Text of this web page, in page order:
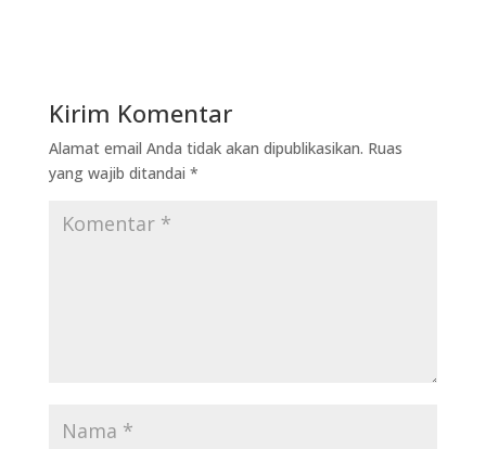
Kirim Komentar
Alamat email Anda tidak akan dipublikasikan. Ruas
yang wajib ditandai *